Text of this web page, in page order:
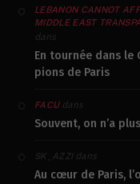
LEBANON CANNOT
MIDDLE EAST
dans
En tournée dans le
pions de Paris
FACUdans
Souvent, on n’a
SK_AZZIdans
Au cœur de Paris,